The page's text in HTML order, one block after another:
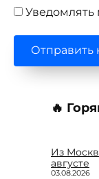
Уведомлять
🔥
Из
августе
03.08.2026